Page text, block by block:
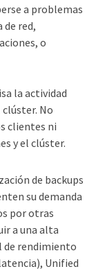
a problemas
red,
o
la actividad
No
clientes ni
y el clúster.
de backups
su demanda
por otras
a una alta
de rendimiento
Unified